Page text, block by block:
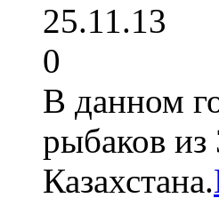
25.11.13
0
В данном
рыбаков
Казахстана.